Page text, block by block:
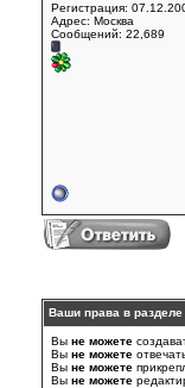
Регистрация:
Адрес: Москва
Сообщений: 22,689
Ваши права в разделе
Вы не можете
Вы не можете
Вы не можете
Вы не можете